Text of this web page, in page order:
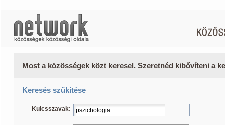
Most a közösségek közt keresel. Szeretnéd kibővíteni a
Keresés szűkítése
Kulcsszavak: